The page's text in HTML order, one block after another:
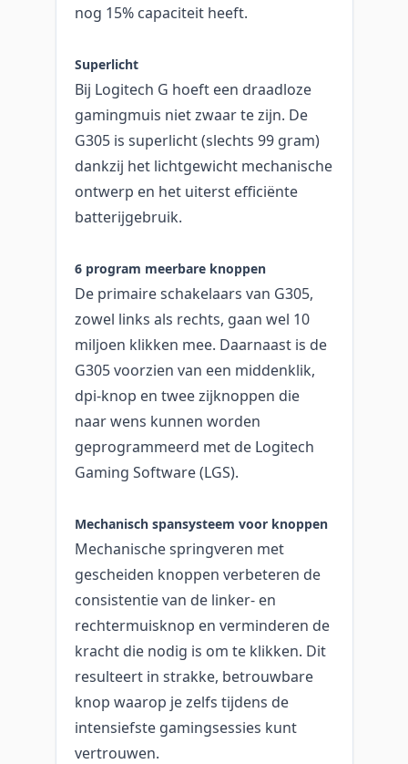
nog 15% capaciteit heeft.
Superlicht
Bij Logitech G hoeft een draadloze
gamingmuis niet zwaar te zijn. De
G305 is superlicht (slechts 99 gram)
dankzij het lichtgewicht mechanische
ontwerp en het uiterst efficiënte
batterijgebruik.
6 program meerbare knoppen
De primaire schakelaars van G305,
zowel links als rechts, gaan wel 10
miljoen klikken mee. Daarnaast is de
G305 voorzien van een middenklik,
dpi-knop en twee zijknoppen die
naar wens kunnen worden
geprogrammeerd met de Logitech
Gaming Software (LGS).
Mechanisch spansysteem voor knoppen
Mechanische springveren met
gescheiden knoppen verbeteren de
consistentie van de linker- en
rechtermuisknop en verminderen de
kracht die nodig is om te klikken. Dit
resulteert in strakke, betrouwbare
knop waarop je zelfs tijdens de
intensiefste gamingsessies kunt
vertrouwen.